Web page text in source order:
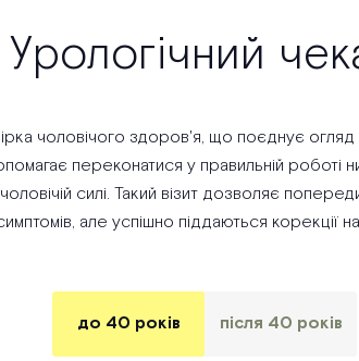
Урологічний
чоловічого здоров'я, що поєднує огляд
переконатися у правильній роботі
силі. Такий візит дозволяє
але успішно піддаються корекції на
до 40 років після 40 років